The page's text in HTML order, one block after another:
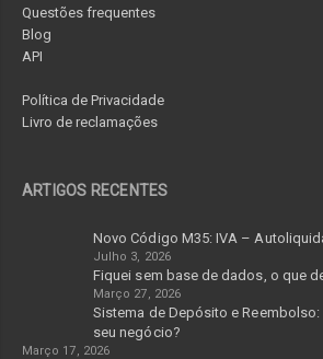
Questões frequentes
Blog
API
Política de Privacidade
Livro de reclamações
ARTIGOS RECENTES
Novo Código M35: IVA –
Julho 3, 2026
Fiquei sem base de dados, o que
Março 27, 2026
Sistema de Depósito e Reembolso:
seu negócio?
Março 17, 2026